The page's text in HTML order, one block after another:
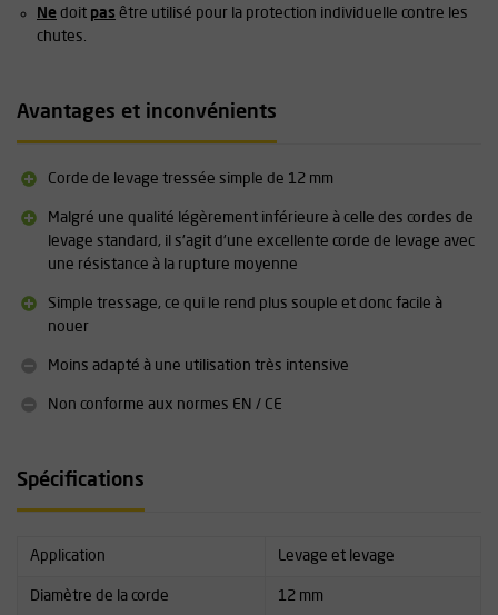
Ne doit pas être utilisé pour la protection individuelle contre les
chutes.
Avantages et inconvénients
Corde de levage tressée simple de 12 mm
Malgré une qualité légèrement inférieure à celle des cordes de
levage standard, il s'agit d'une excellente corde de levage avec
une résistance à la rupture moyenne
Simple tressage, ce qui le rend plus souple et donc facile à
nouer
Moins adapté à une utilisation très intensive
Non conforme aux normes EN / CE
Spécifications
Application Levage et levage
Diamètre de la corde 12 mm